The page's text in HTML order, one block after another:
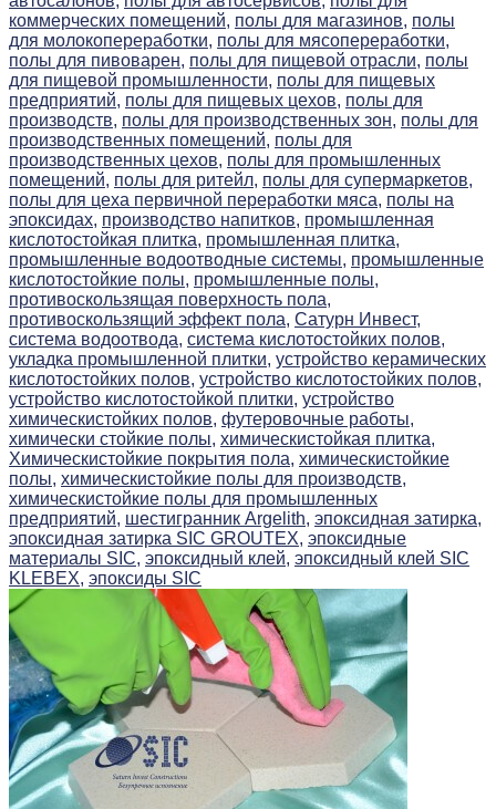
коммерческих помещений, полы для магазинов, полы
для молокопереработки, полы для мясопереработки,
полы для пивоварен, полы для пищевой отрасли, полы
для пищевой промышленности, полы для пищевых
предприятий, полы для пищевых цехов, полы для
производств, полы для производственных зон, полы для
производственных помещений, полы для
производственных цехов, полы для промышленных
помещений, полы для ритейл, полы для супермаркетов,
полы для цеха первичной переработки мяса, полы на
эпоксидах, производство напитков, промышленная
кислотостойкая плитка, промышленная плитка,
промышленные водоотводные системы, промышленные
кислотостойкие полы, промышленные полы,
противоскользящая поверхность пола,
противоскользящий эффект пола, Сатурн Инвест,
система водоотвода, система кислотостойких полов,
укладка промышленной плитки, устройство керамических
кислотостойких полов, устройство кислотостойких полов,
устройство кислотостойкой плитки, устройство
химическистойких полов, футеровочные работы,
химически стойкие полы, химическистойкая плитка,
Химическистойкие покрытия пола, химическистойкие
полы, химическистойкие полы для производств,
химическистойкие полы для промышленных
предприятий, шестигранник Argelith, эпоксидная затирка,
эпоксидная затирка SIC GROUTEX, эпоксидные
материалы SIC, эпоксидный клей, эпоксидный клей SIC
KLEBEX, эпоксиды SIC